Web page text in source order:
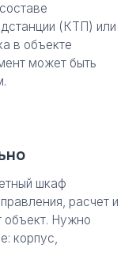
(КТП) или
в объекте
может быть
шкаф
расчет и
объект. Нужно
корпус,